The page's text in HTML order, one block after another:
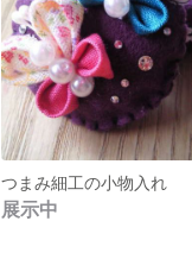
つまみ細工の小物入れ
展示中